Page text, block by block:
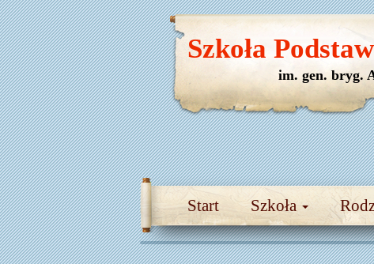
Start Szkoła
Szkoła
im. gen. bryg.